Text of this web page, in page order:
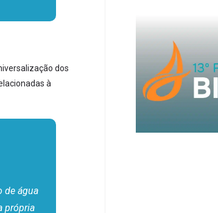
dos
à
de água
própria